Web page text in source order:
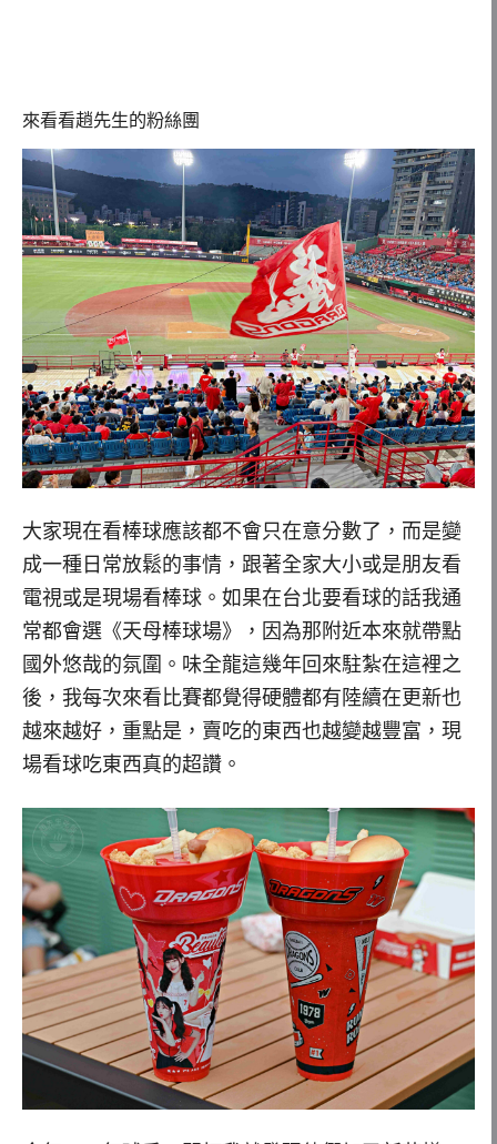
來看看趙先生的粉絲團
大家現在看棒球應該都不會只在意分數了，而是變
成一種日常放鬆的事情，跟著全家大小或是朋友看
電視或是現場看棒球。如果在台北要看球的話我通
常都會選《天母棒球場》，因為那附近本來就帶點
國外悠哉的氛圍。味全龍這幾年回來駐紮在這裡之
後，我每次來看比賽都覺得硬體都有陸續在更新也
越來越好，重點是，賣吃的東西也越變越豐富，現
場看球吃東西真的超讚。